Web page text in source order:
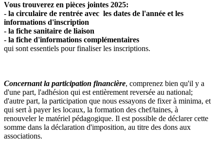
Vous trouverez en pièces jointes 2025:
- la circulaire de rentrée avec les dates de l'année et les
informations d'inscription
- la fiche sanitaire de liaison
- la fiche d'informations complémentaires
qui sont essentiels pour finaliser les inscriptions.
Concernant la participation financière, comprenez bien qu'il y a
d'une part, l'adhésion qui est entièrement reversée au national;
d'autre part, la participation que nous essayons de fixer à minima, et
qui sert à payer les locaux, la formation des chef/taines, à
renouveler le matériel pédagogique. Il est possible de déclarer cette
somme dans la déclaration d'imposition, au titre des dons aux
associations.